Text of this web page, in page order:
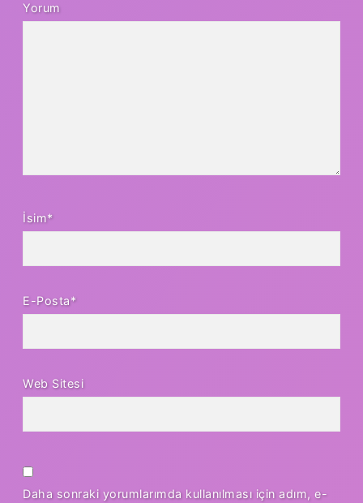
Yorum
İsim*
E-Posta*
Web Sitesi
Daha sonraki yorumlarımda kullanılması için adım, e-